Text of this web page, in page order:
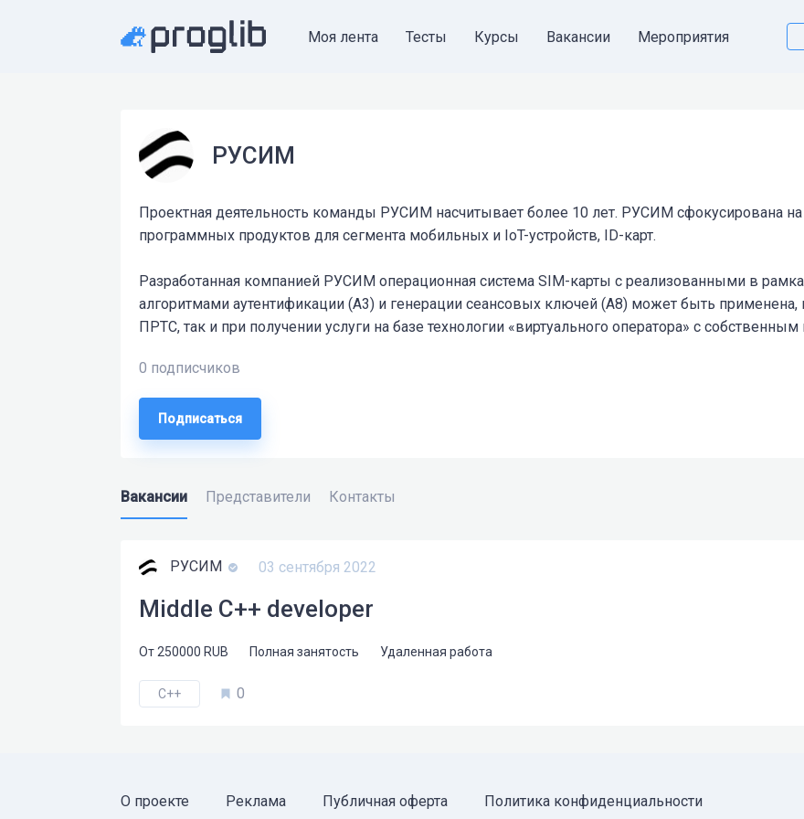
Моя лента Тесты Курсы Вакансии Мероприятия
РУСИМ
Проектная деятельность команды РУСИМ насчитывает более 10 лет. РУСИМ cфокусирована на
программных продуктов для сегмента мобильных и IoT-устройств, ID-карт.
Разработанная компанией РУСИМ операционная система SIM-карты с реализованными в
алгоритмами аутентификации (А3) и генерации сеансовых ключей (А8) может быть применена,
ПРТС, так и при получении услуги на базе технологии «виртуального оператора» с
0 подписчиков
Подписаться
Вакансии Представители Контакты
РУСИМ 03 сентября 2022
Middle С++ developer
От 250000 RUB Полная занятость Удаленная работа
C++ 0
О проекте Реклама Публичная оферта Политика конфиденциальности